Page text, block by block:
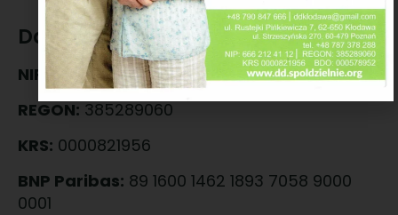
Dane firmowe
NIP:666 212 41 12
REGON: 385289060
KRS: 0000821956
BNP Paribas: 89 1600 1462 1893 7058 9000
0001